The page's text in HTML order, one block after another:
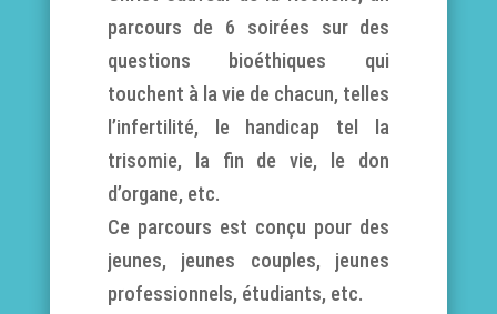
parcours de 6 soirées sur des
questions bioéthiques qui
touchent à la vie de chacun, telles
l’infertilité, le handicap tel la
trisomie, la fin de vie, le don
d’organe, etc.
Ce parcours est conçu pour des
jeunes, jeunes couples, jeunes
professionnels, étudiants, etc.